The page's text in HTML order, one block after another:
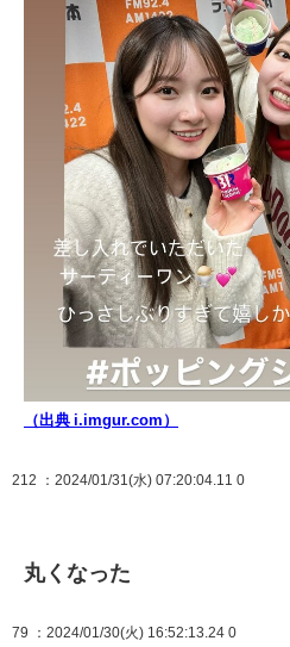
（出典 i.imgur.com）
212 ：2024/01/31(水) 07:20:04.11 0
丸くなった
79 ：2024/01/30(火) 16:52:13.24 0